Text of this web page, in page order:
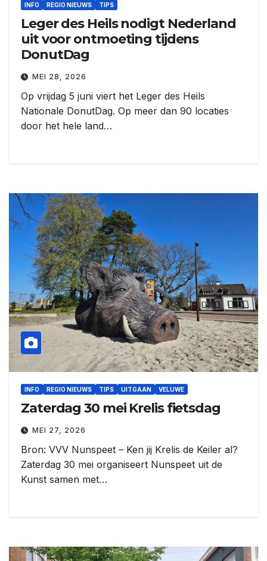
INFO REGIO NIEUWS TIPS
Leger des Heils nodigt Nederland
uit voor ontmoeting tijdens
DonutDag
MEI 28, 2026
Op vrijdag 5 juni viert het Leger des Heils
Nationale DonutDag. Op meer dan 90 locaties
door het hele land…
INFO REGIO NIEUWS TIPS UITGAAN VELUWE
Zaterdag 30 mei Krelis fietsdag
MEI 27, 2026
Bron: VVV Nunspeet – Ken jij Krelis de Keiler al?
Zaterdag 30 mei organiseert Nunspeet uit de
Kunst samen met…